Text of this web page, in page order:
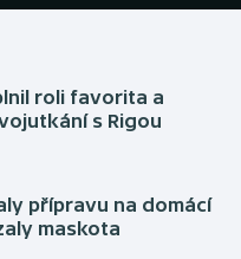
roli favorita a
s Rigou
přípravu na domácí
maskota